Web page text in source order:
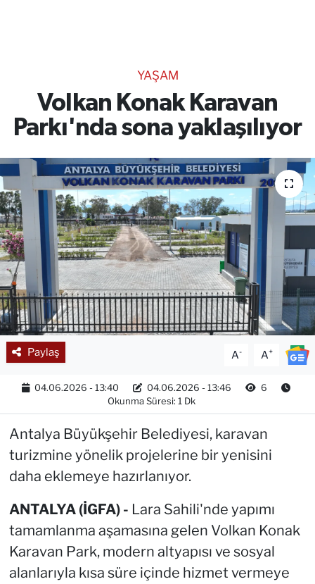
YAŞAM
Volkan Konak Karavan
Parkı'nda sona yaklaşılıyor
Paylaş A- A+
04.06.2026 - 13:40 04.06.2026 - 13:46
6
Okunma Süresi: 1 Dk
Antalya Büyükşehir Belediyesi, karavan
turizmine yönelik projelerine bir yenisini
daha eklemeye hazırlanıyor.
ANTALYA (İGFA) - Lara Sahili'nde yapımı
tamamlanma aşamasına gelen Volkan Konak
Karavan Park, modern altyapısı ve sosyal
alanlarıyla kısa süre içinde hizmet vermeye
RESMİ İLANLAR
Gencsesfm Canlı Dinle